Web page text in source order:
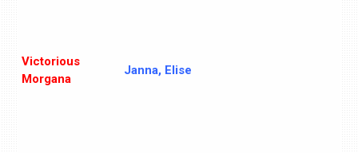
Victorious
Morgana
Janna, Elise